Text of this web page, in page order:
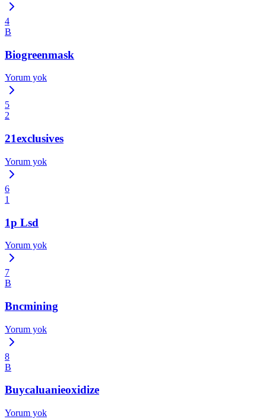
4
B
Biogreenmask
Yorum yok
5
2
21exclusives
Yorum yok
6
1
1p Lsd
Yorum yok
7
B
Bncmining
Yorum yok
8
B
Buycaluanieoxidize
Yorum yok